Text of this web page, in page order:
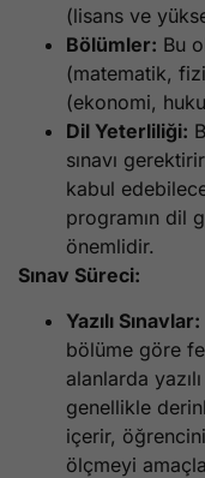
(lisans ve
Bölümler: Bu
(matematik,
(ekonomi,
Dil Yeterliliği:
sınavı
kabul
programın dil
önemlidir.
Sınav Süreci:
Yazılı Sınavlar:
bölüme göre
alanlarda
genellikle
içerir,
ölçmeyi